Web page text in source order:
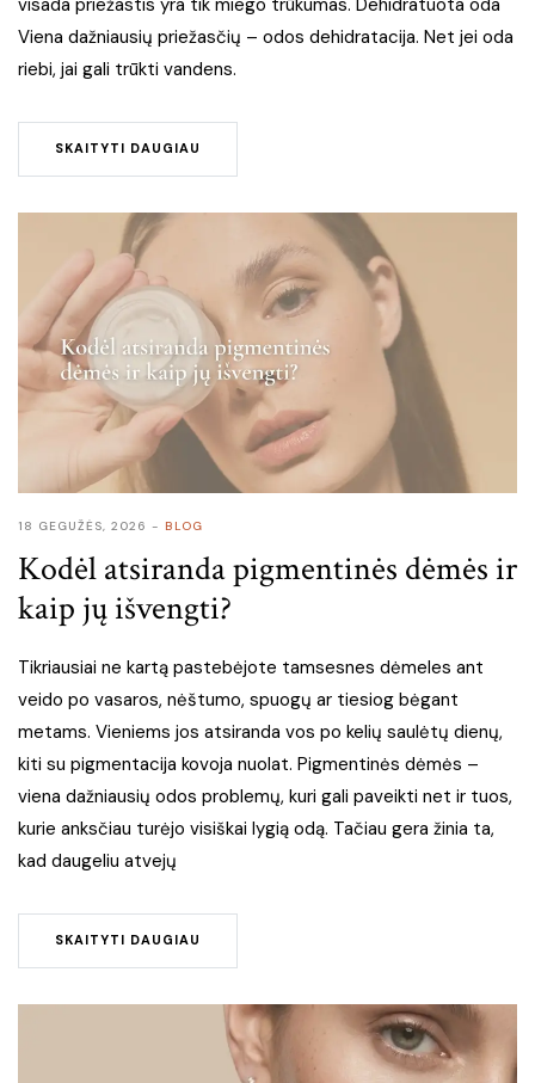
Viena dažniausių priežasčių – odos dehidratacija. Net jei oda
riebi, jai gali trūkti vandens.
SKAITYTI DAUGIAU
18 GEGUŽĖS, 2026 BLOG
Kodėl atsiranda pigmentinės dėmės ir
kaip jų išvengti?
Tikriausiai ne kartą pastebėjote tamsesnes dėmeles ant
veido po vasaros, nėštumo, spuogų ar tiesiog bėgant
metams. Vieniems jos atsiranda vos po kelių saulėtų dienų,
kiti su pigmentacija kovoja nuolat. Pigmentinės dėmės –
viena dažniausių odos problemų, kuri gali paveikti net ir tuos,
kurie anksčiau turėjo visiškai lygią odą. Tačiau gera žinia ta,
kad daugeliu atvejų
SKAITYTI DAUGIAU